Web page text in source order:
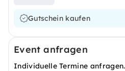
Gutschein kaufen
Event anfragen
Individuelle Termine